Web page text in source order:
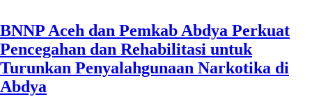
BNNP Aceh dan Pemkab Abdya Perkuat
Pencegahan dan Rehabilitasi untuk
Turunkan Penyalahgunaan Narkotika di
Abdya